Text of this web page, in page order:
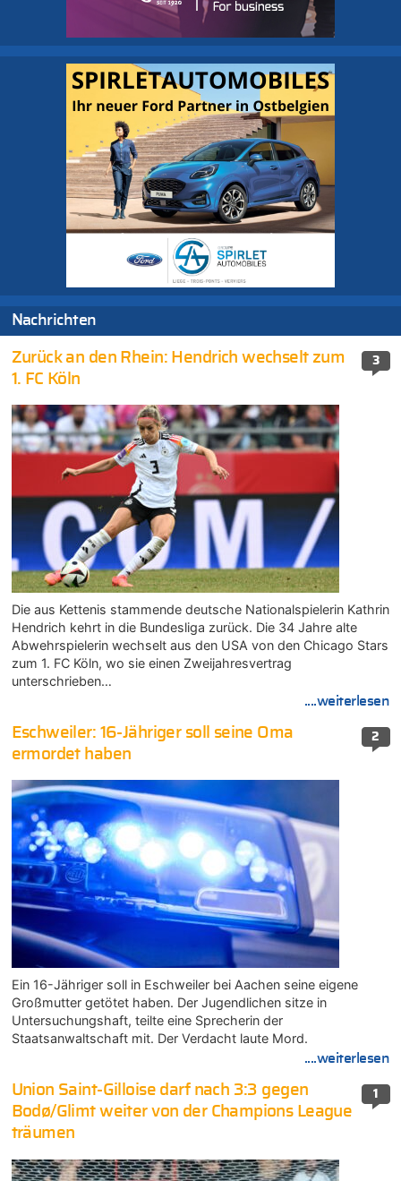
Nachrichten
3
Zurück an den Rhein: Hendrich wechselt zum
1. FC Köln
Die aus Kettenis stammende deutsche Nationalspielerin Kathrin
Hendrich kehrt in die Bundesliga zurück. Die 34 Jahre alte
Abwehrspielerin wechselt aus den USA von den Chicago Stars
zum 1. FC Köln, wo sie einen Zweijahresvertrag
unterschrieben…
....weiterlesen
2
Eschweiler: 16-Jähriger soll seine Oma
ermordet haben
Ein 16-Jähriger soll in Eschweiler bei Aachen seine eigene
Großmutter getötet haben. Der Jugendlichen sitze in
Untersuchungshaft, teilte eine Sprecherin der
Staatsanwaltschaft mit. Der Verdacht laute Mord.
....weiterlesen
1
Union Saint-Gilloise darf nach 3:3 gegen
Bodø/Glimt weiter von der Champions League
träumen